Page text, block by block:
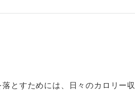
とすためには、日々のカロリー